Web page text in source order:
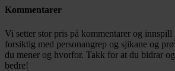
Kommentarer
Vi setter stor pris på kommentarer og
forsiktig med personangrep og sjikane og
du mener og hvorfor. Takk for at du bidrar
bedre!